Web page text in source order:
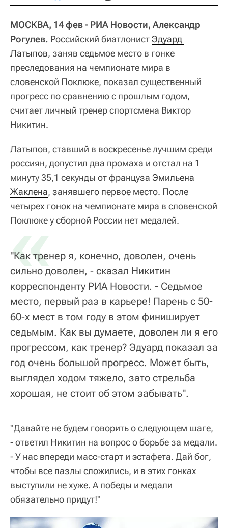
МОСКВА, 14 фев - РИА Новости, Александр
Рогулев. Российский биатлонистЭдуард
Латыпов, заняв седьмое место в гонке
преследования на чемпионате мира в
словенской Поклюке, показал существенный
прогресс по сравнению с прошлым годом,
считает личный тренер спортсмена Виктор
Никитин.
Латыпов, ставший в воскресенье лучшим среди
россиян, допустил два промаха и отстал на 1
минуту 35,1 секунды от француза Эмильена
Жаклена, занявшего первое место. После
четырех гонок на чемпионате мира в словенской
Поклюке у сборной России нет медалей.
«
"Как тренер я, конечно, доволен, очень
сильно доволен, - сказал Никитин
корреспонденту РИА Новости. - Седьмое
место, первый раз в карьере! Парень с 50-
60-х мест в том году в этом финиширует
седьмым. Как вы думаете, доволен ли я его
прогрессом, как тренер? Эдуард показал за
год очень большой прогресс. Может быть,
выглядел ходом тяжело, зато стрельба
хорошая, не стоит об этом забывать".
"Давайте не будем говорить о следующем шаге,
- ответил Никитин на вопрос о борьбе за медали.
- У нас впереди масс-старт и эстафета. Дай бог,
чтобы все пазлы сложились, и в этих гонках
выступили не хуже. А победы и медали
обязательно придут!"